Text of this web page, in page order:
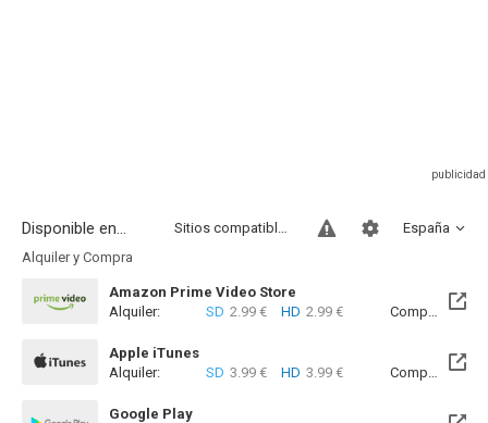
Disponible en... España
Sitios compatibles
Alquiler y Compra
Amazon Prime Video Store
Alquiler:
SD 2.99 € HD 2.99 € Compra: SD
Apple iTunes
Alquiler:
SD 3.99 € HD 3.99 € Compra: SD
Google Play